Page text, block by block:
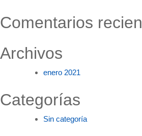
Comentarios
Archivos
enero 2021
Categorías
Sin categoría